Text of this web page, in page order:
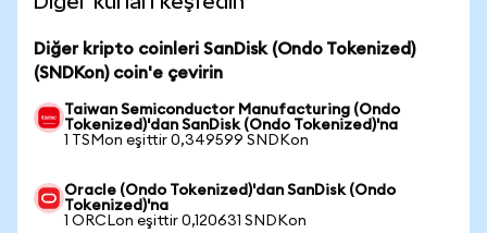
Diğer kripto coinleri SanDisk (Ondo Tokenized)
(SNDKon) coin'e çevirin
Taiwan Semiconductor Manufacturing (Ondo
Tokenized)'dan SanDisk (Ondo Tokenized)'na
1 TSMon eşittir 0,349599 SNDKon
Oracle (Ondo Tokenized)'dan SanDisk (Ondo
Tokenized)'na
1 ORCLon eşittir 0,120631 SNDKon